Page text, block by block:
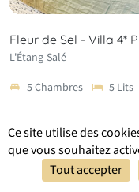
Fleur de Sel - Villa 4*
L'Étang-Salé
5 Chambres
5 Lits
Ce site utilise des
que vous souhaitez
Tout accepter